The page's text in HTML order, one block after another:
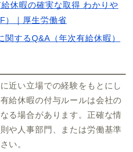
休暇の確実な取得 わかりや
）｜厚生労働省
関するQ&A（年次有給休暇）
近い立場での経験をもとにし
給休暇の付与ルールは会社の
る場合があります。正確な情
や人事部門、または労働基準
い。